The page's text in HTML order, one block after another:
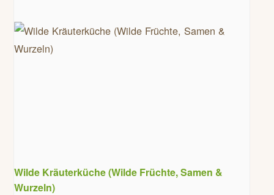
Wilde Kräuterküche (Wilde Früchte, Samen &
Wurzeln)